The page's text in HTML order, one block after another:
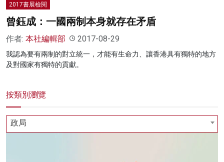
2017書展檢閱
曾鈺成：一國兩制本身就存在矛盾
作者: 本社編輯部 2017-08-29
我認為要有兩制的對立統一，才能有生命力、讓香港具有獨特的地方
及對國家有獨特的貢獻。
按類別瀏覽
政局